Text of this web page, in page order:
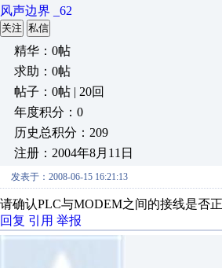
风声边界 _62
关注 私信
精华：0帖
求助：0帖
帖子：0帖 | 20回
年度积分：0
历史总积分：209
注册：2004年8月11日
发表于：2008-06-15 16:21:13
请确认PLC与MODEM之间的接线是否
回复 引用 举报